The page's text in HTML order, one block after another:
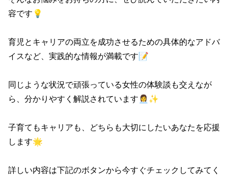
容です💡
育児とキャリアの両立を成功させるための具体的なアドバ
イスなど、実践的な情報が満載です📝
同じような状況で頑張っている女性の体験談も交えなが
ら、分かりやすく解説されています👩‍💼✨
子育てもキャリアも、どちらも大切にしたいあなたを応援
します🌟
詳しい内容は下記のボタンから今すぐチェックしてみてく